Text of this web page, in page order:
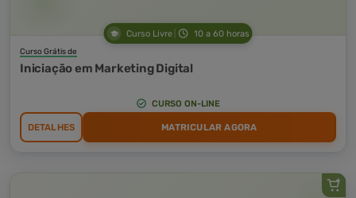
Curso Livre 10 a 60 horas
Curso Grátis de
Iniciação em Marketing Digital
CURSO ON-LINE
DETALHES MATRICULAR AGORA